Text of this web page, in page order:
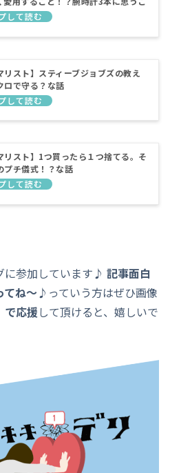
リスト】スティーブジョブズの教え
ロで守る？な話
リスト】1つ買ったら１つ捨てる。そ
プチ儀式！？な話
に参加しています♪ 記事面白
てね～♪ っていう方はぜひ画像
で応援 して頂けると、嬉しいで